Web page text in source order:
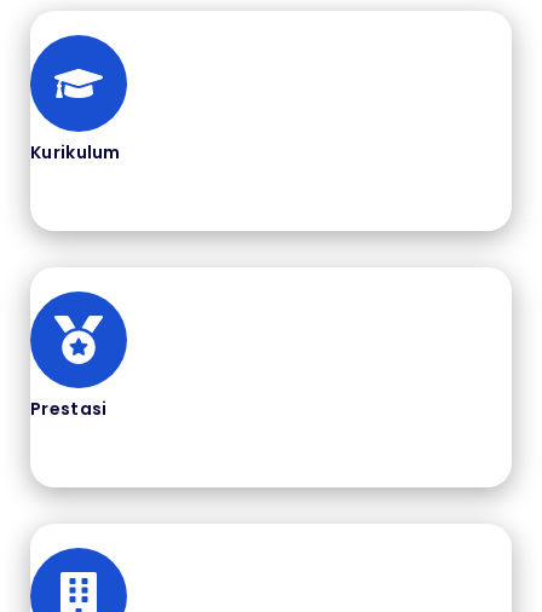
Kurikulum
Prestasi